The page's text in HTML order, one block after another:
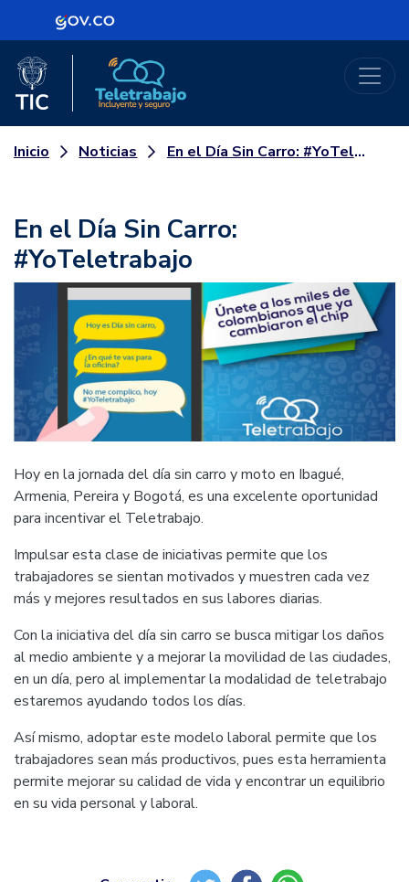
Logo Gobierno de Colombia
Logo del Ministerio TIC
Inicio Noticias En el Día Sin Carro: #YoTeletrabajo
En el Día Sin Carro:
#YoTeletrabajo
Hoy en la jornada del día sin carro y moto en Ibagué,
Armenia, Pereira y Bogotá, es una excelente oportunidad
para incentivar el Teletrabajo.
Impulsar esta clase de iniciativas permite que los
trabajadores se sientan motivados y muestren cada vez
más y mejores resultados en sus labores diarias.
Con la iniciativa del día sin carro se busca mitigar los daños
al medio ambiente y a mejorar la movilidad de las ciudades,
en un día, pero al implementar la modalidad de teletrabajo
estaremos ayudando todos los días.
Así mismo, adoptar este modelo laboral permite que los
trabajadores sean más productivos, pues esta herramienta
permite mejorar su calidad de vida y encontrar un equilibrio
en su vida personal y laboral.